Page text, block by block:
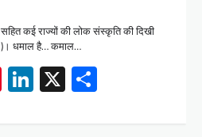
कई राज्यों की लोक संस्कृति की दिखी
धमाल है… कमाल…
Pinterest
LinkedIn
X